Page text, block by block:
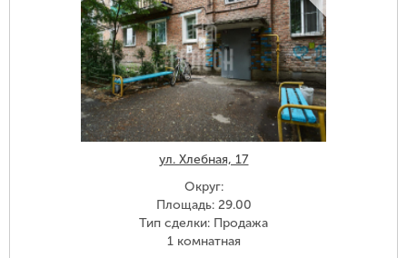
ул. Хлебная, 17
Округ:
Площадь: 29.00
Тип сделки: Продажа
1 комнатная